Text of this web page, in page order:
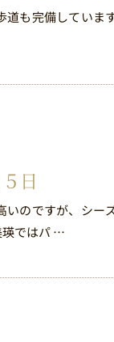
も完備していま
日
のですが、シー
瑛ではパ …